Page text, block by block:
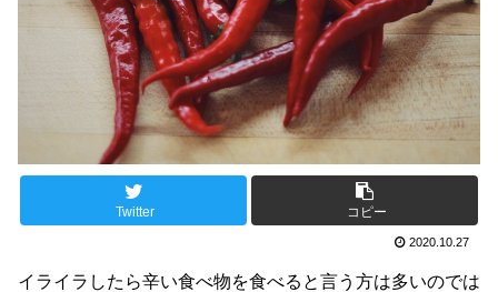
Twitter コピー
2020.10.27
イライラしたら辛い食べ物を食べると言う方は多いのでは